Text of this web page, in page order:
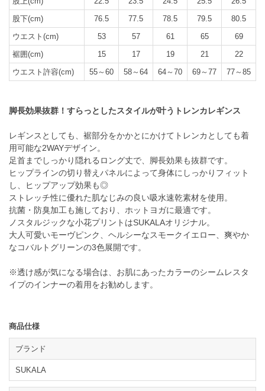
股下(cm)
76.5 77.5 78.5 79.5
80.5
ウエスト(cm)
53 57 61 65
69
裾囲(cm)
15 17 19 21
22
ウエスト許容(cm)
55～60 58～64 64～70 69～77 77～85
脚長効果抜群！すらっとしたスタイルが叶うトレンカレギンス
レギンスとしても、裾部分をかかとにかけてトレンカとしても着
用可能な2WAYデザイン。
足首までしっかり隠れるロング丈で、脚長効果も抜群です。
ヒップラインの切り替えパネルによって身体にしっかりフィット
し、ヒップアップ効果も◎
ストレッチ性に優れた肌なじみの良い吸水速乾素材を使用。
抗菌・防臭加工も施しており、ホットヨガに最適です。
ノスタルジックな小花プリントはSUKALAオリジナル。
大人可愛いモーヴピンク、ヘルシーなスモークイエロー、爽やか
なコバルトグリーンの3色展開です。
※透け感が気になる場合は、お肌にあったカラーのシームレスタ
イプのインナーの着用をお勧めします。
商品仕様
ブランド
SUKALA